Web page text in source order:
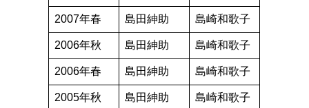
2007年春 島田紳助 島崎和歌子
2006年秋 島田紳助 島崎和歌子
2006年春 島田紳助 島崎和歌子
2005年秋 島田紳助 島崎和歌子